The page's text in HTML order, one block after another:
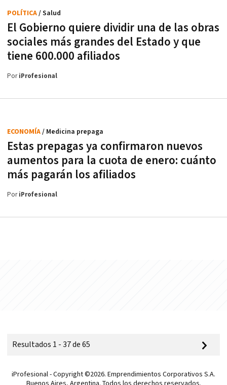
El Gobierno quiere dividir una de las obras
sociales más grandes del Estado y que
tiene 600.000 afiliados
POLÍTICA/ Salud
PoriProfesional
Estas prepagas ya confirmaron nuevos
aumentos para la cuota de enero: cuánto
más pagarán los afiliados
ECONOMÍA/ Medicina prepaga
PoriProfesional
Resultados 1 - 37 de 65
iProfesional - Copyright ©2026. Emprendimientos Corporativos S.A.